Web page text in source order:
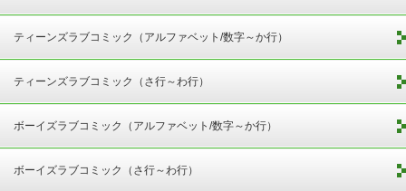
ティーンズラブコミック（アルファベット/数字～か行）
ティーンズラブコミック（さ行～わ行）
ボーイズラブコミック（アルファベット/数字～か行）
ボーイズラブコミック（さ行～わ行）